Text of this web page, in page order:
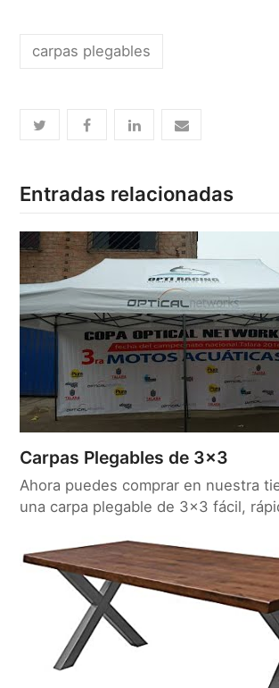
carpas plegables
Entradas relacionadas
Carpas Plegables de 3×3
Ahora puedes comprar en nuestra
una carpa plegable de 3x3 fácil,